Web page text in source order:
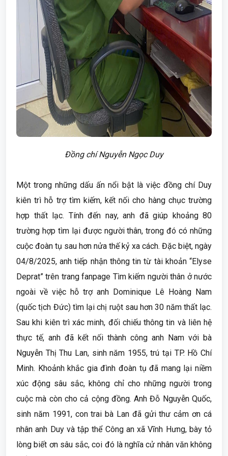
Đồng chí Nguyễn Ngọc Duy
Một trong những dấu ấn nổi bật là việc đồng chí Duy
kiên trì hỗ trợ tìm kiếm, kết nối cho hàng chục trường
hợp thất lạc. Tính đến nay, anh đã giúp khoảng 80
trường hợp tìm lại được người thân, trong đó có những
cuộc đoàn tụ sau hơn nửa thế kỷ xa cách. Đặc biệt, ngày
04/8/2025, anh tiếp nhận thông tin từ tài khoản “Elyse
Deprat” trên trang fanpage Tìm kiếm người thân ở nước
ngoài về việc hỗ trợ anh Dominique Lê Hoàng Nam
(quốc tịch Đức) tìm lại chị ruột sau hơn 30 năm thất lạc.
Sau khi kiên trì xác minh, đối chiếu thông tin và liên hệ
thực tế, anh đã kết nối thành công anh Nam với bà
Nguyễn Thị Thu Lan, sinh năm 1955, trú tại TP. Hồ Chí
Minh. Khoảnh khắc gia đình đoàn tụ đã mang lại niềm
xúc động sâu sắc, không chỉ cho những người trong
cuộc mà còn cho cả cộng đồng. Anh Đỗ Nguyễn Quốc,
sinh năm 1991, con trai bà Lan đã gửi thư cảm ơn cá
nhân anh Duy và tập thể Công an xã Vĩnh Hưng, bày tỏ
lòng biết ơn sâu sắc, coi đó là nghĩa cử nhân văn không